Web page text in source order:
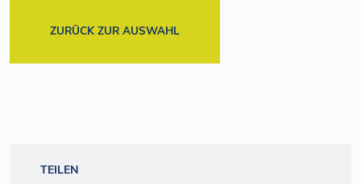
ZURÜCK ZUR AUSWAHL
TEILEN